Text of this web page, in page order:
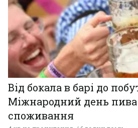
Від бокала в барі до
Міжнародний день пива
споживання